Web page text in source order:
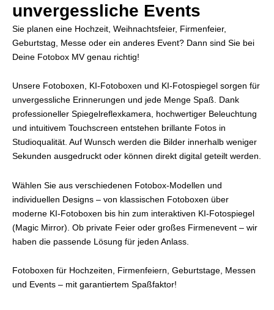
unvergessliche Events
Sie planen eine Hochzeit, Weihnachtsfeier, Firmenfeier,
Geburtstag, Messe oder ein anderes Event? Dann sind Sie bei
Deine Fotobox MV genau richtig!
Unsere Fotoboxen, KI-Fotoboxen und KI-Fotospiegel sorgen für
unvergessliche Erinnerungen und jede Menge Spaß. Dank
professioneller Spiegelreflexkamera, hochwertiger Beleuchtung
und intuitivem Touchscreen entstehen brillante Fotos in
Studioqualität. Auf Wunsch werden die Bilder innerhalb weniger
Sekunden ausgedruckt oder können direkt digital geteilt werden.
Wählen Sie aus verschiedenen Fotobox-Modellen und
individuellen Designs – von klassischen Fotoboxen über
moderne KI-Fotoboxen bis hin zum interaktiven KI-Fotospiegel
(Magic Mirror). Ob private Feier oder großes Firmenevent – wir
haben die passende Lösung für jeden Anlass.
Fotoboxen für Hochzeiten, Firmenfeiern, Geburtstage, Messen
und Events – mit garantiertem Spaßfaktor!